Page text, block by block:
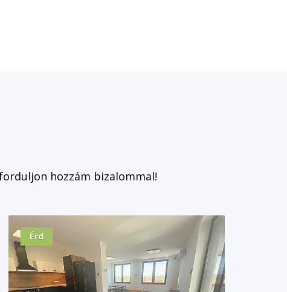
hozzám bizalommal!
Érd